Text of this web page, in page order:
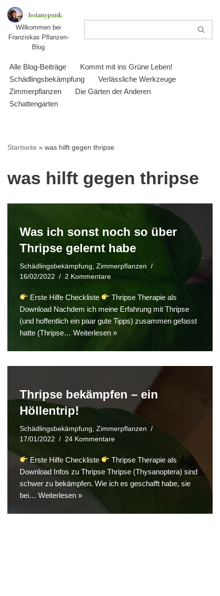
Zum
Inhalt
springen
Willkommen bei
Franziskas Pflanzen-
Blog
Alle Blog-Beiträge
Kommt mit ins Grüne Leben!
Schädlingsbekämpfung
Verlässliche Werkzeuge
Zimmerpflanzen
Die Gärten der Anderen
Schattengarten
Startseite » was hilft gegen thripse
was hilft gegen thripse
Was ich sonst noch so über
Thripse gelernt habe
Schädlingsbekämpfung Zimmerpflanzen
16/02/2022
2 Kommentare
Erste Hilfe Checkliste
Thripse Therapie als
Download Nachdem ich meine Erfahrung mit Thripse
(und hoffentlich ein paar gute Tipps) zusammen gefasst
hatte (Thripse… Weiterlesen »
Thripse bekämpfen – ein
Höllentrip!
Schädlingsbekämpfung Zimmerpflanzen
17/01/2022
24 Kommentare
Erste Hilfe Checkliste
Thripse Therapie als
Download Infos zu Thripse Thripse (Thysanoptera) sind
schwer zu bekämpfen. Wie ich es geschafft habe, sie
bei… Weiterlesen »